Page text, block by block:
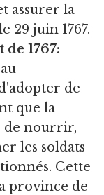
assurer la
29 juin 1767.
1767:
de
que la
de nourrir,
les soldats
Cette
province de